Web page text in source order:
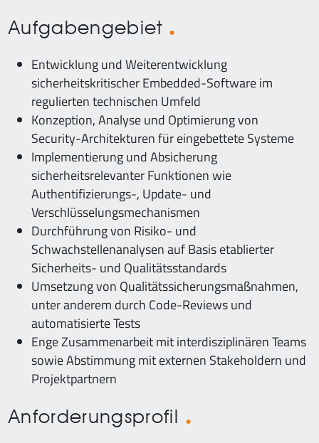
Aufgabengebiet
Entwicklung und Weiterentwicklung
sicherheitskritischer Embedded-Software im
regulierten technischen Umfeld
Konzeption, Analyse und Optimierung von
Security-Architekturen für eingebettete Systeme
Implementierung und Absicherung
sicherheitsrelevanter Funktionen wie
Authentifizierungs-, Update- und
Verschlüsselungsmechanismen
Durchführung von Risiko- und
Schwachstellenanalysen auf Basis etablierter
Sicherheits- und Qualitätsstandards
Umsetzung von Qualitätssicherungsmaßnahmen,
unter anderem durch Code-Reviews und
automatisierte Tests
Enge Zusammenarbeit mit interdisziplinären Teams
sowie Abstimmung mit externen Stakeholdern und
Projektpartnern
Anforderungsprofil